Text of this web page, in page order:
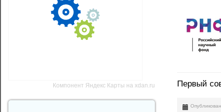
Первый
Компонент Яндекс Карты на xdan.ru